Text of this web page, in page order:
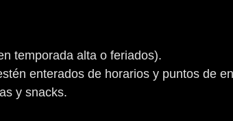
temporada alta o feriados).
enterados de horarios y puntos de
y snacks.